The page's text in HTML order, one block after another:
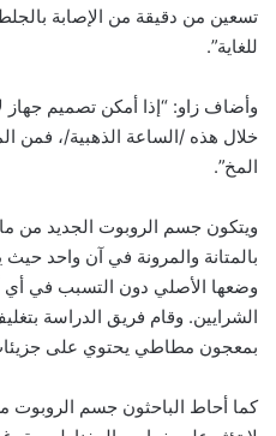
تسعين من دقيقة من الإصابة
للغاية”.
وأضاف زاو: “إذا أمكن تصميم جهاز
خلال هذه /الساعة الذهبية/،
المخ”.
ويتكون جسم الروبوت الجديد من
بالمتانة والمرونة في آن واحد حيث
وضعها الأصلي دون التسبب في أي
الشرايين. وقام فريق الدراسة
بمعجون مطاطي يحتوي على
كما أحاط الباحثون جسم الروبوت